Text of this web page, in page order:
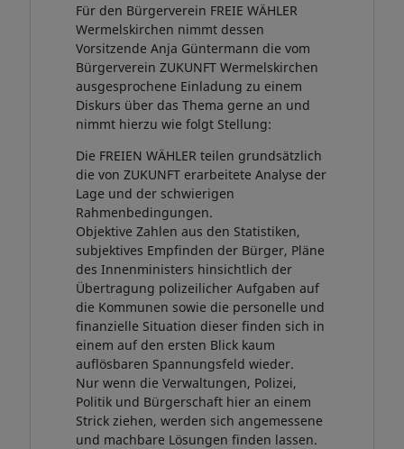
Für den Bürgerverein FREIE WÄHLER
Wermelskirchen nimmt dessen
Vorsitzende Anja Güntermann die vom
Bürgerverein ZUKUNFT Wermelskirchen
ausgesprochene Einladung zu einem
Diskurs über das Thema gerne an und
nimmt hierzu wie folgt Stellung:
Die FREIEN WÄHLER teilen grundsätzlich
die von ZUKUNFT erarbeitete Analyse der
Lage und der schwierigen
Rahmenbedingungen.
Objektive Zahlen aus den Statistiken,
subjektives Empfinden der Bürger, Pläne
des Innenministers hinsichtlich der
Übertragung polizeilicher Aufgaben auf
die Kommunen sowie die personelle und
finanzielle Situation dieser finden sich in
einem auf den ersten Blick kaum
auflösbaren Spannungsfeld wieder.
Nur wenn die Verwaltungen, Polizei,
Politik und Bürgerschaft hier an einem
Strick ziehen, werden sich angemessene
und machbare Lösungen finden lassen.